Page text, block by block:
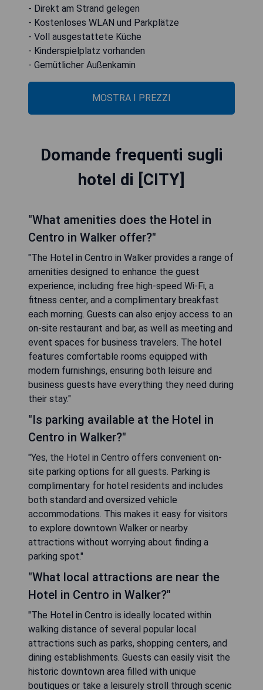
- Direkt am Strand gelegen
- Kostenloses WLAN und Parkplätze
- Voll ausgestattete Küche
- Kinderspielplatz vorhanden
- Gemütlicher Außenkamin
MOSTRA I PREZZI
Domande frequenti sugli
hotel di [CITY]
"What amenities does the Hotel in
Centro in Walker offer?"
"The Hotel in Centro in Walker provides a range of
amenities designed to enhance the guest
experience, including free high-speed Wi-Fi, a
fitness center, and a complimentary breakfast
each morning. Guests can also enjoy access to an
on-site restaurant and bar, as well as meeting and
event spaces for business travelers. The hotel
features comfortable rooms equipped with
modern furnishings, ensuring both leisure and
business guests have everything they need during
their stay."
"Is parking available at the Hotel in
Centro in Walker?"
"Yes, the Hotel in Centro offers convenient on-
site parking options for all guests. Parking is
complimentary for hotel residents and includes
both standard and oversized vehicle
accommodations. This makes it easy for visitors
to explore downtown Walker or nearby
attractions without worrying about finding a
parking spot."
"What local attractions are near the
Hotel in Centro in Walker?"
"The Hotel in Centro is ideally located within
walking distance of several popular local
attractions such as parks, shopping centers, and
dining establishments. Guests can easily visit the
historic downtown area filled with unique
boutiques or take a leisurely stroll through scenic